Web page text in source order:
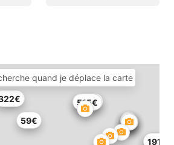
515€
328€
59€
255€
191€
quand je déplace la carte